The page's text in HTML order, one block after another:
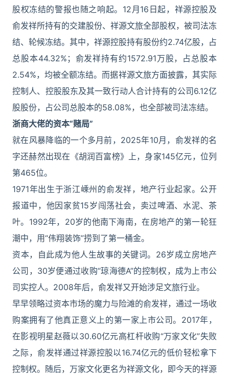
股权冻结的警报也随之响起。12月16日起，祥源控股及
俞发祥所持有的交建股份、祥源文旅全部股权，被司法冻
结、轮候冻结。其中，祥源控股持有股份约2.74亿股，占
总股本44.32%；俞发祥持有约1572.91万股，占总股本
2.54%，均被全额冻结。而据祥源文旅方面披露，其实际
控制人、控股股东及其一致行动人合计持有的公司6.12亿
股股份，占公司总股本的58.08%，也全部被司法冻结。
浙商大佬的资本“赌局”
就在风暴降临的一个多月前，2025年10月，俞发祥的名
字还赫然出现在《胡润百富榜》上，身家145亿元，位列
第465位。
1971年出生于浙江嵊州的俞发祥，地产行业起家。公开
报道中，他因家贫15岁闯荡社会，卖过啤酒、水泥、茶
叶。1992年，20岁的他南下海南，在房地产的第一轮狂
潮中，用“伟翔装饰”捞到了第一桶金。
资本，自此成为他人生故事的关键词。26岁成立房地产
公司，30岁便通过收购“琼海德A”的控制权，成为上市公
司实控人。2008年后，俞发祥又开始涉足文旅行业。
早早领略过资本市场的魔力与险滩的俞发祥，通过一场收
购案拥有了他真正意义上的第一家上市公司。2017年，
在影视明星赵薇以30.60亿元高杠杆收购“万家文化”失败
之际，俞发祥通过祥源控股以16.74亿元的低价轻松拿下
控制权。随后，万家文化更名为祥源文化，即今天的祥源